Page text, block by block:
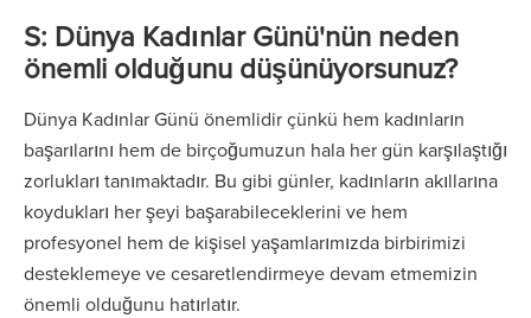
S: Dünya Kadınlar Günü'nün neden
önemli olduğunu düşünüyorsunuz?
Dünya Kadınlar Günü önemlidir çünkü hem kadınların
başarılarını hem de birçoğumuzun hala her gün karşılaştığı
zorlukları tanımaktadır. Bu gibi günler, kadınların akıllarına
koydukları her şeyi başarabileceklerini ve hem
profesyonel hem de kişisel yaşamlarımızda birbirimizi
desteklemeye ve cesaretlendirmeye devam etmemizin
önemli olduğunu hatırlatır.